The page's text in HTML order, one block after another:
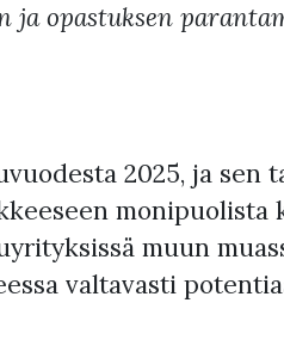
ja opastuksen
2025, ja sen
monipuolista
muun
valtavasti